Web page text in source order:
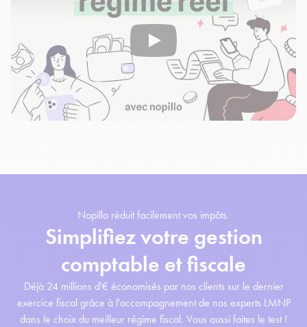
Nopillo réduit facilement vos impôts.
Simplifiez votre gestion
comptable et fiscale
Déjà 24 millions d'€ économisés par nos clients sur le dernier
exercice fiscal grâce à l'accompagnement de nos experts LMNP
dans le choix du meilleur régime fiscal. Vous aussi faites le test !